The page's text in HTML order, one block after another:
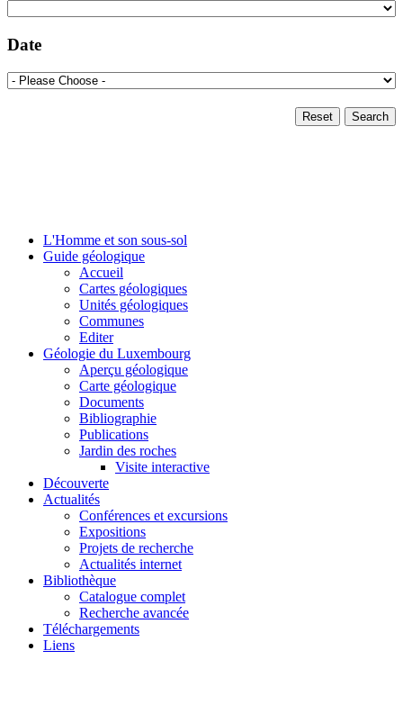
Date
Search
Reset
L'Homme et son sous-sol
Guide géologique
Accueil
Cartes géologiques
Unités géologiques
Communes
Editer
Géologie du Luxembourg
Aperçu géologique
Carte géologique
Documents
Bibliographie
Publications
Jardin des roches
Visite interactive
Découverte
Actualités
Conférences et excursions
Expositions
Projets de recherche
Actualités internet
Bibliothèque
Catalogue complet
Recherche avancée
Téléchargements
Liens